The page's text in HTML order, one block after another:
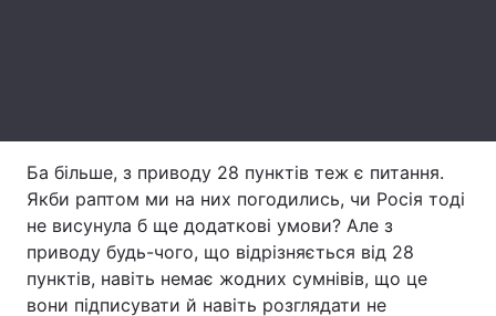
Тема оформлення
Ба більше, з приводу 28 пунктів теж є питання.
Якби раптом ми на них погодились, чи Росія тоді
не висунула б ще додаткові умови? Але з
приводу будь-чого, що відрізняється від 28
пунктів, навіть немає жодних сумнівів, що це
вони підписувати й навіть розглядати не